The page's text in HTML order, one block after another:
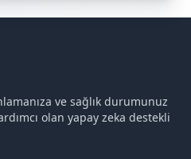
ve sağlık durumunuz
olan yapay zeka destekli